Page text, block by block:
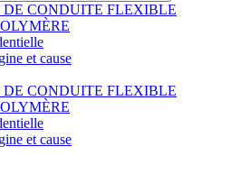
DE CONDUITE FLEXIBLE
et cause
DE CONDUITE FLEXIBLE
et cause